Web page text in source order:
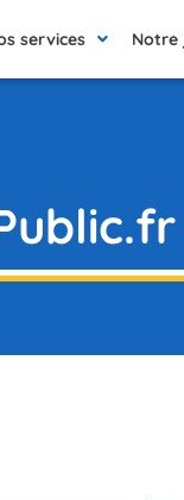
services Notre